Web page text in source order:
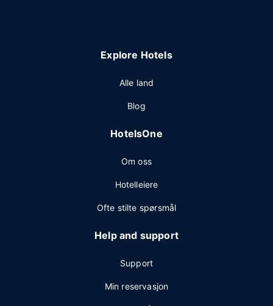
Explore Hotels
Alle land
Blog
HotelsOne
Om oss
Hotelleiere
Ofte stilte spørsmål
Help and support
Support
Min reservasjon